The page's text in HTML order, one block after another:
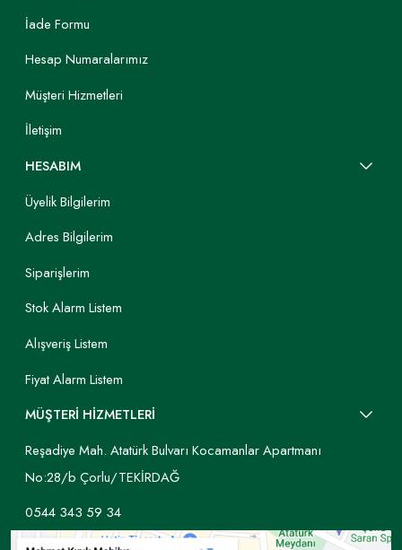
İade Formu
Hesap Numaralarımız
Müşteri Hizmetleri
İletişim
HESABIM
Üyelik Bilgilerim
Adres Bilgilerim
Siparişlerim
Stok Alarm Listem
Alışveriş Listem
Fiyat Alarm Listem
MÜŞTERİ HİZMETLERİ
Reşadiye Mah. Atatürk Bulvarı Kocamanlar Apartmanı
No:28/b Çorlu/TEKİRDAĞ
0544 343 59 34